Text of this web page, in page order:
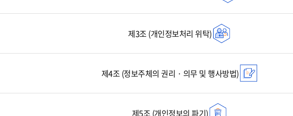
제3조 (개인정보처리 위탁)
제4조 (정보주체의 권리 · 의무 및 행사방법)
제5조 (개인정보의 파기)